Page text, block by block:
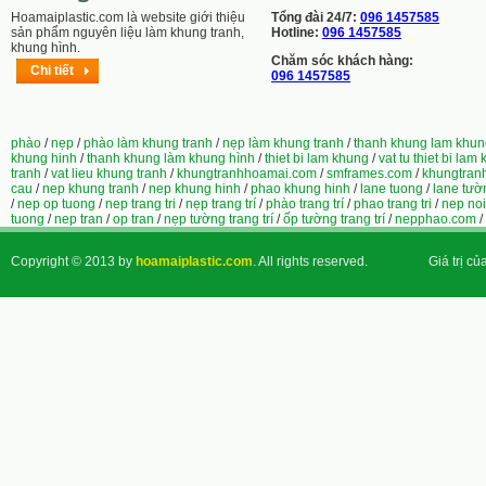
Hoamaiplastic.com là website giới thiệu
sản phẩm nguyên liệu làm khung tranh,
khung hình.
Chi tiết
Tổng đài 24/7: 096 1457585
Hotline: 096 1457585
Chăm sóc khách hàng:
096 1457585
phào /nẹp /phào làm khung tranh /nẹp làm khung tranh /thanh khung lam
khung hinh /thanh khung làm khung hình /thiet bi lam khung /vat tu thiet bi lam
tranh /vat lieu khung tranh / khungtranhhoamai.com /smframes.com /
cau /nep khung tranh /nep khung hinh /phao khung hinh / lane tuong / lane
/nep op tuong /nep trang tri /nẹp trang trí /phào trang trí /phao trang tri /nep
tuong /nep tran /op tran /nẹp tường trang trí /ốp tường trang trí /nepphao.com /
Giá trị
Copyright © 2013 by hoamaiplastic.com. All rights reserved.